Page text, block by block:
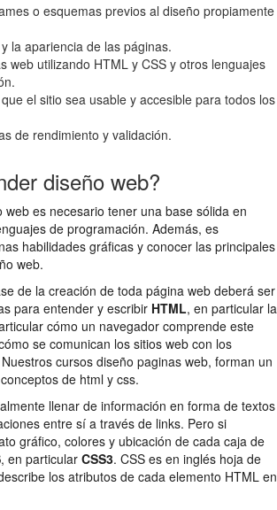
o esquemas previos al diseño propiamente
la apariencia de las páginas.
web utilizando HTML y CSS y otros lenguajes
el sitio sea usable y accesible para todos los
de rendimiento y validación.
diseño web?
web es necesario tener una base sólida en
de programación. Además, es
habilidades gráficas y conocer las principales
web.
de la creación de toda página web deberá ser
para entender y escribir HTML, en particular la
cómo un navegador comprende este
se comunican los sitios web con los
cursos diseño paginas web, forman un
de html y css.
llenar de información en forma de textos
entre sí a través de links. Pero si
gráfico, colores y ubicación de cada caja de
, en particular CSS3. CSS es en inglés hoja de
los atributos de cada elemento HTML en